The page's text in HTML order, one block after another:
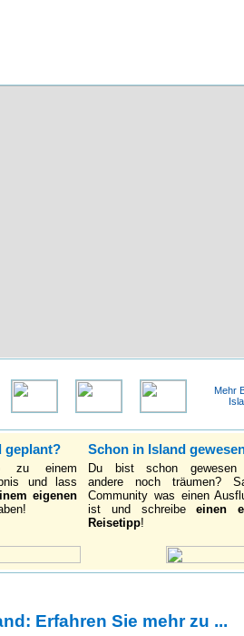
Mehr
geplant?
zu einem
und lass
eigenen
Schon in Island
Du bist schon gewesen
andere noch träumen?
Community was einen
ist und schreibeeinen
Reisetipp!
Erfahren Sie mehr zu ...